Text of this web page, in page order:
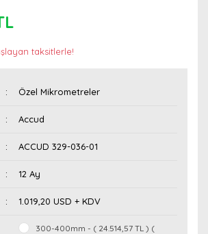
taksitlerle!
Özel Mikrometreler
Accud
ACCUD 329-036-01
12 Ay
1.019,20 USD + KDV
300-400mm - ( 24.514,57 TL ) (